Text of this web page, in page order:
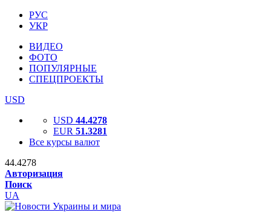
РУС
УКР
ВИДЕО
ФОТО
ПОПУЛЯРНЫЕ
СПЕЦПРОЕКТЫ
USD
USD 44.4278
EUR 51.3281
Все курсы валют
44.4278
Авторизация
Поиск
UA